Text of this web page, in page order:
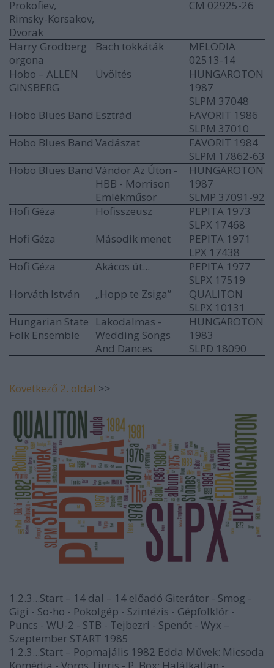
Prokofiev,
Rimsky-Korsakov,
Dvorak
CM 02925-26
Harry Grodberg
orgona
Bach tokkáták
MELODIA
02513-14
Hobo – ALLEN
GINSBERG
Üvöltés
HUNGAROTON
1987
SLPM 37048
Hobo Blues Band Esztrád
FAVORIT 1986
SLPM 37010
Hobo Blues Band Vadászat
FAVORIT 1984
SLPM 17862-63
Hobo Blues Band Vándor Az Úton -
HBB - Morrison
Emlékműsor
HUNGAROTON
1987
SLMP 37091-92
Hofi Géza
Hofisszeusz
PEPITA 1973
SLPX 17468
Hofi Géza
Második menet
PEPITA 1971
LPX 17438
Hofi Géza
Akácos út...
PEPITA 1977
SLPX 17519
Horváth István
„Hopp te Zsiga”
QUALITON
SLPX 10131
Hungarian State
Folk Ensemble
Lakodalmas -
Wedding Songs
And Dances
HUNGAROTON
1983
SLPD 18090
Következő 2. oldal >>
1.2.3...Start – 14 dal – 14 előadó Giterátor - Smog -
Gigi - So-ho - Pokolgép - Szintézis - Gépfolklór -
Puncs - WU-2 - STB - Tejbezri - Spenót - Wyx –
Szeptember START 1985
1.2.3...Start – Popmajális 1982 Edda Művek: Micsoda
Komédia - Vörös Tigris - P. Box: Halálkatlan -